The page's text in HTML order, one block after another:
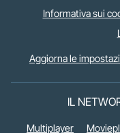
Informativa sui
Aggiorna le
IL
Multiplayer